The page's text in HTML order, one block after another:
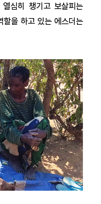
심히 챙기고 보살피는
할을 하고 있는 에스더는